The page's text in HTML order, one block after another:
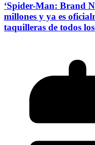
‘Spider-Man: Brand
millones y ya es
taquilleras de todos